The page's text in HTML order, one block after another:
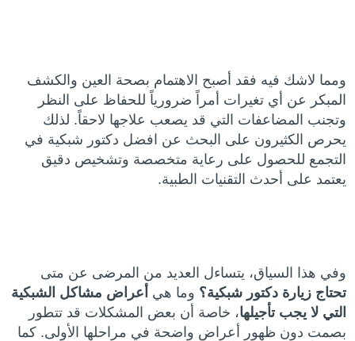
ومما لاشك فيه فقد أصبح الاهتمام بصحة العين والكشف
المبكر عن أي تغيرات أمراً ضرورياً للحفاظ على النظر
وتجنب المضاعفات التي قد يصعب علاجها لاحقاً. لذلك
يحرص الكثيرون على البحث عن افضل دكتور شبكية في
التجمع للحصول على رعاية متخصصة وتشخيص دقيق
يعتمد على أحدث التقنيات الطبية.
وفي هذا السياق، يتساءل العديد من المرضى عن متى
تحتاج زيارة دكتور شبكية؟ وما هي أعراض مشاكل الشبكية
التي لا يجب تأجيلها، خاصة أن بعض المشكلات قد تتطور
بصمت دون ظهور أعراض واضحة في مراحلها الأولى. كما